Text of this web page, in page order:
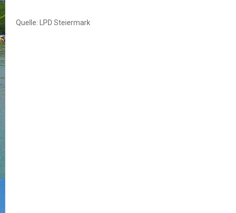
Quelle: LPD Steiermark